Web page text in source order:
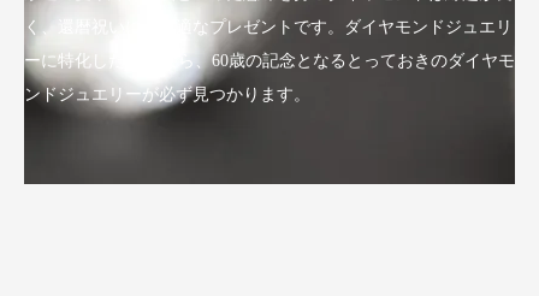
く、還暦祝いにも最適なプレゼントです。ダイヤモンドジュエリ
ーに特化したLuxyなら、60歳の記念となるとっておきのダイヤモ
ンドジュエリーが必ず見つかります。